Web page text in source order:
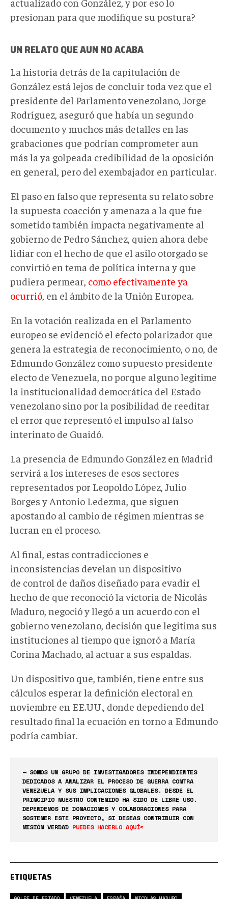
presionan para que modifique su postura?
UN RELATO QUE AUN NO ACABA
La historia detrás de la capitulación de
González está lejos de concluir toda vez que el
presidente del Parlamento venezolano, Jorge
Rodríguez, aseguró que había un segundo
documento y muchos más detalles en las
grabaciones que podrían comprometer aun
más la ya golpeada credibilidad de la oposición
en general, pero del exembajador en particular.
El paso en falso que representa su relato sobre
la supuesta coacción y amenaza a la que fue
sometido también impacta negativamente al
gobierno de Pedro Sánchez, quien ahora debe
lidiar con el hecho de que el asilo otorgado se
convirtió en tema de política interna y que
pudiera permear, como efectivamente ya
ocurrió , en el ámbito de la Unión Europea.
En la votación realizada en el Parlamento
europeo se evidenció el efecto polarizador que
genera la estrategia de reconocimiento, o no, de
Edmundo González como supuesto presidente
electo de Venezuela, no porque alguno legitime
la institucionalidad democrática del Estado
venezolano sino por la posibilidad de reeditar
el error que representó el impulso al falso
interinato de Guaidó.
La presencia de Edmundo González en Madrid
servirá a los intereses de esos sectores
representados por Leopoldo López, Julio
Borges y Antonio Ledezma, que siguen
apostando al cambio de régimen mientras se
lucran en el proceso.
Al final, estas contradicciones e
inconsistencias develan un dispositivo
de control de daños diseñado para evadir el
hecho de que reconoció la victoria de Nicolás
Maduro, negoció y llegó a un acuerdo con el
gobierno venezolano, decisión que legitima sus
instituciones al tiempo que ignoró a María
Corina Machado, al actuar a sus espaldas.
Un dispositivo que, también, tiene entre sus
cálculos esperar la definición electoral en
noviembre en EE.UU., donde depediendo del
resultado final la ecuación en torno a Edmundo
podría cambiar.
— SOMOS UN GRUPO DE INVESTIGADORES INDEPENDIENTES
DEDICADOS A ANALIZAR EL PROCESO DE GUERRA CONTRA
VENEZUELA Y SUS IMPLICACIONES GLOBALES. DESDE EL
PRINCIPIO NUESTRO CONTENIDO HA SIDO DE LIBRE USO.
DEPENDEMOS DE DONACIONES Y COLABORACIONES PARA
SOSTENER ESTE PROYECTO, SI DESEAS CONTRIBUIR CON
MISIÓN VERDAD PUEDES HACERLO AQUÍ<
ETIQUETAS